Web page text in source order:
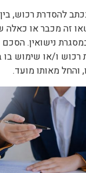
להסדרת רכוש, בין
זה מכבר או כאלה
נישואין. הסכם
ו/או שימוש
והחל מאותו מועד.